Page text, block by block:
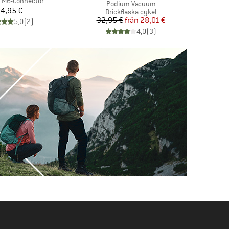
Pris€
5,0(2)
Produkter
Podium Vacuum
Produktgrupp
Drickflaska cykel
Pris
32,95 € Reducerat pris
från 28,01 €
4,0(3)